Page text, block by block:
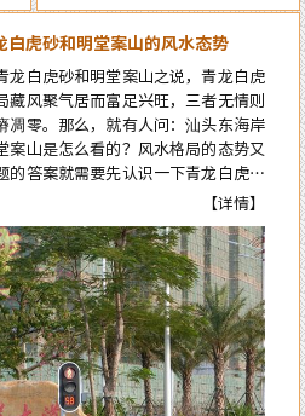
白虎砂和明堂案山的风水态势
龙白虎砂和明堂案山之说，青龙白虎
藏风聚气居而富足兴旺，三者无情则
凋零。那么，就有人问：汕头东海岸
案山是怎么看的？风水格局的态势又
的答案就需要先认识一下青龙白虎和
【详情】